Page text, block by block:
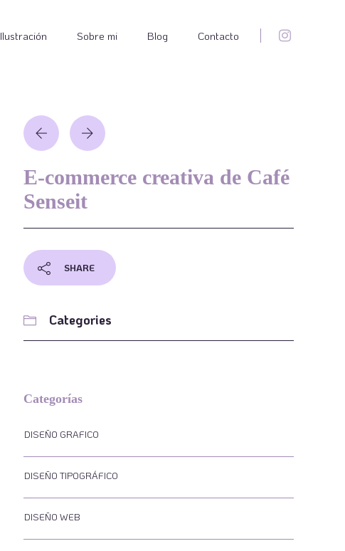
Ilustración Sobre mi Blog Contacto
E-commerce creativa de Café
Senseit
SHARE
Categories
Categorías
DISEÑO GRAFICO
DISEÑO TIPOGRÁFICO
DISEÑO WEB